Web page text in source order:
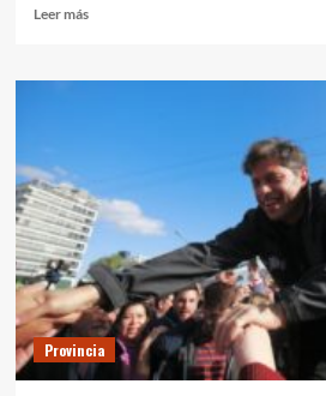
Leer másLeer
Zabaleta
convenios
de
integración
socio
urbana
con
los
municipios
de
Provincia